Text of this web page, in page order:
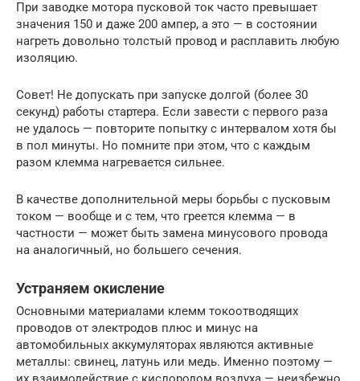
При заводке мотора пусковой ток часто превышает
значения 150 и даже 200 ампер, а это — в состоянии
нагреть довольно толстый провод и расплавить любую
изоляцию.
Совет! Не допускать при запуске долгой (более 30
секунд) работы стартера. Если завести с первого раза
не удалось — повторите попытку с интервалом хотя бы
в пол минуты. Но помните при этом, что с каждым
разом клемма нагревается сильнее.
В качестве дополнительной меры борьбы с пусковым
током — вообще и с тем, что греется клемма — в
частности — может быть замена минусового провода
на аналогичный, но большего сечения.
Устраняем окисление
Основными материалами клемм токоотводящих
проводов от электродов плюс и минус на
автомобильных аккумуляторах являются активные
металлы: свинец, латунь или медь. Именно поэтому —